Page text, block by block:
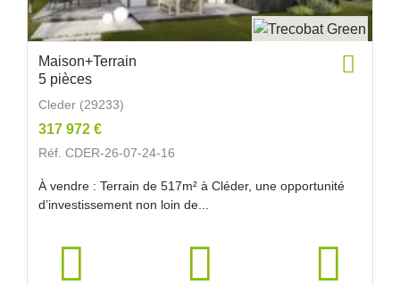
Maison+Terrain
5 pièces
Cleder (29233)
317 972 €
Réf. CDER-26-07-24-16
À vendre : Terrain de 517m² à Cléder, une opportunité
d’investissement non loin de...